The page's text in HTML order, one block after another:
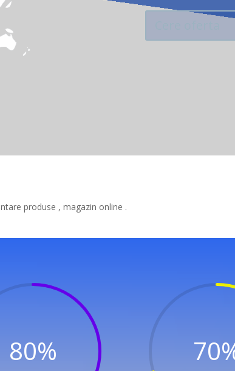
produse , magazin online .
80% 70